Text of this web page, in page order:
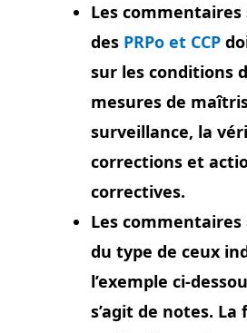
Les commentaires
des PRPo et CCP
sur les conditions
mesures de
surveillance, la
corrections et
correctives.
Les
du type de ceux
l’exemple ci-
s’agit de notes.